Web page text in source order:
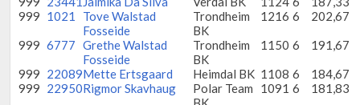
999 1021
Tove Walstad
Fosseide
Trondheim
BK
1216 6
202,67
999 6777 Grethe Walstad
Fosseide
Trondheim
BK
1150 6
191,67
999 22089Mette Ertsgaard Heimdal BK 1108 6
184,67
999 22950Rigmor Skavhaug
Polar Team
1091 6
181,83